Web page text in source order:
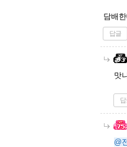
담배
답글
맛
@